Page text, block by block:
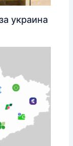
украина